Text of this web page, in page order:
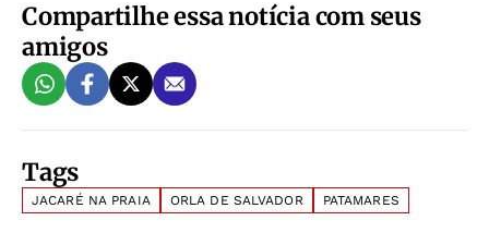
Compartilhe essa notícia com seus
amigos
Tags
JACARÉ NA PRAIA ORLA DE SALVADOR PATAMARES